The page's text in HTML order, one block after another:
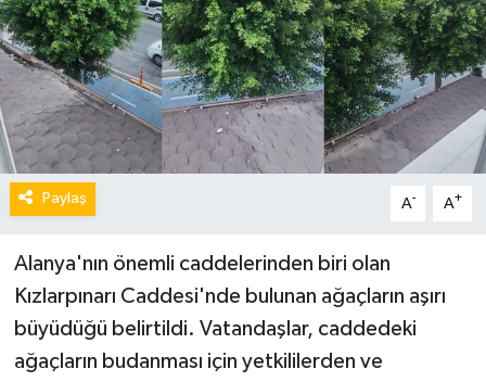
Paylaş A- A+
Alanya'nın önemli caddelerinden biri olan
Kızlarpınarı Caddesi'nde bulunan ağaçların aşırı
büyüdüğü belirtildi. Vatandaşlar, caddedeki
ağaçların budanması için yetkililerden ve